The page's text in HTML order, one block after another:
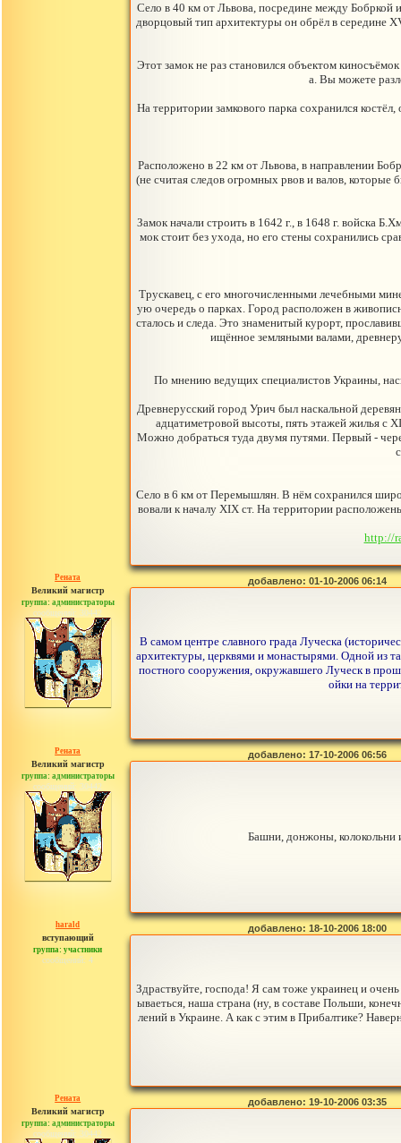
Село в 40 км от Львова, посредине между
дворцовый тип архитектуры он обрёл в середине
Этот замок не раз становился объектом
а. Вы можете
На территории замкового парка сохранился
Расположено в 22 км от Львова, в направлении
(не считая следов огромных рвов и валов,
Замок начали строить в 1642 г., в 1648 г. войска
мок стоит без ухода, но его стены сохранились
Трускавец, с его многочисленными лечебными
ую очередь о парках. Город расположен в
сталось и следа. Это знаменитый курорт,
ищённое земляными валами,
По мнению ведущих специалистов Украины,
Древнерусский город Урич был наскальной
адцатиметровой высоты, пять этажей жилья с
Можно добраться туда двумя путями. Первый -
Село в 6 км от Перемышлян. В нём сохранился
вовали к началу ХIХ ст. На территории
http://
Рената
Великий магистр
группа: администраторы
сообщений: 30442
добавлено: 01-10-2006 06:14
В самом центре славного града Луческа
архитектуры, церквями и монастырями. Одной из
постного сооружения, окружавшего Луческ в
ойки на
Рената
Великий магистр
группа: администраторы
сообщений: 30442
добавлено: 17-10-2006 06:56
Башни, донжоны, колокольни
harald
вступающий
группа: участники
сообщений: 4
добавлено: 18-10-2006 18:00
Здраствуйте, господа! Я сам тоже украинец и
ываеться, наша страна (ну, в составе Польши,
лений в Украине. А как с этим в Прибалтике?
Рената
Великий магистр
группа: администраторы
сообщений: 30442
добавлено: 19-10-2006 03:35